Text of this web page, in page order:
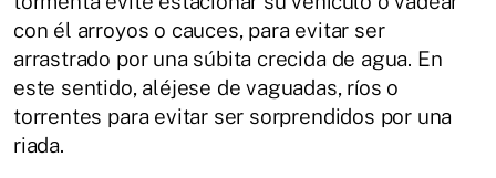
con él arroyos o cauces, para evitar ser
arrastrado por una súbita crecida de agua. En
este sentido, aléjese de vaguadas, ríos o
torrentes para evitar ser sorprendidos por una
riada.